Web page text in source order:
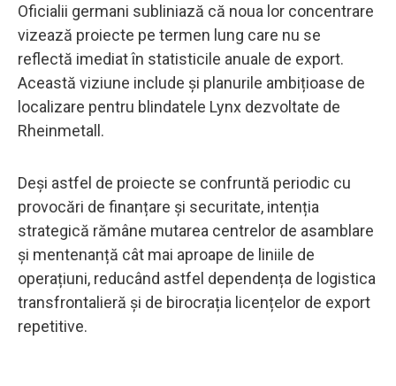
Oficialii germani subliniază că noua lor concentrare
vizează proiecte pe termen lung care nu se
reflectă imediat în statisticile anuale de export.
Această viziune include și planurile ambițioase de
localizare pentru blindatele Lynx dezvoltate de
Rheinmetall.
Deși astfel de proiecte se confruntă periodic cu
provocări de finanțare și securitate, intenția
strategică rămâne mutarea centrelor de asamblare
și mentenanță cât mai aproape de liniile de
operațiuni, reducând astfel dependența de logistica
transfrontalieră și de birocrația licențelor de export
repetitive.